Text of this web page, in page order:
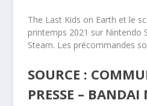
The Last Kids on Earth et le
printemps 2021 sur Nintendo
Steam. Les précommandes
SOURCE :
PRESSE –